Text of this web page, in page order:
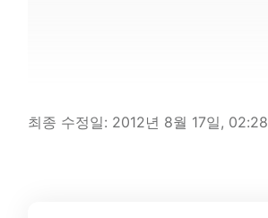
최종 수정일: 2012년 8월 17일, 02:28